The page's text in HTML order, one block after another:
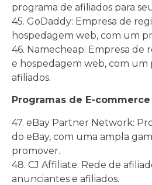
programa de afiliados para
45. GoDaddy: Empresa de
hospedagem web, com um
46. Namecheap: Empresa de
e hospedagem web, com um
afiliados.
Programas de E-
47. eBay Partner Network:
do eBay, com uma ampla
promover.
48. CJ Affiliate: Rede de
anunciantes e afiliados.